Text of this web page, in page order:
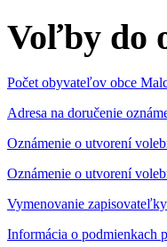
Voľby do
Počet obyvateľov obce
Adresa na doručenie
Oznámenie o utvorení
Oznámenie o utvorení
Vymenovanie zapisovateľky
Informácia o podmienkach